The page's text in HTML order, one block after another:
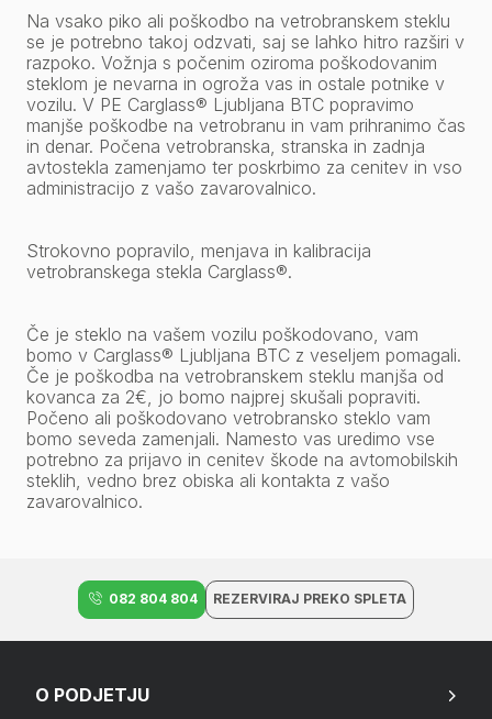
Na vsako piko ali poškodbo na vetrobranskem steklu
se je potrebno takoj odzvati, saj se lahko hitro razširi v
razpoko. Vožnja s počenim oziroma poškodovanim
steklom je nevarna in ogroža vas in ostale potnike v
vozilu. V PE Carglass® Ljubljana BTC popravimo
manjše poškodbe na vetrobranu in vam prihranimo čas
in denar. Počena vetrobranska, stranska in zadnja
avtostekla zamenjamo ter poskrbimo za cenitev in vso
administracijo z vašo zavarovalnico.
Strokovno popravilo, menjava in kalibracija
vetrobranskega stekla Carglass®.
Če je steklo na vašem vozilu poškodovano, vam
bomo v Carglass® Ljubljana BTC z veseljem pomagali.
Če je poškodba na vetrobranskem steklu manjša od
kovanca za 2€, jo bomo najprej skušali popraviti.
Počeno ali poškodovano vetrobransko steklo vam
bomo seveda zamenjali. Namesto vas uredimo vse
potrebno za prijavo in cenitev škode na avtomobilskih
steklih, vedno brez obiska ali kontakta z vašo
zavarovalnico.
082 804 804 REZERVIRAJ PREKO SPLETA
O PODJETJU